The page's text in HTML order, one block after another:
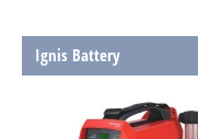
Ignis Battery